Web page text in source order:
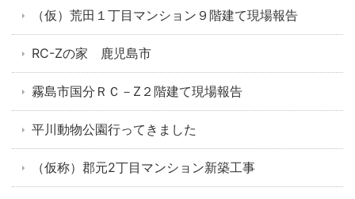
（仮）荒田１丁目マンション９階建て現場報告
RC-Zの家 鹿児島市
霧島市国分ＲＣ－Z２階建て現場報告
平川動物公園行ってきました
（仮称）郡元2丁目マンション新築工事